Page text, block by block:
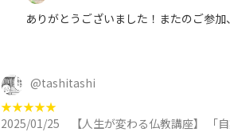
ありがとうございました！またのご参
@tashitashi
★★★★★
2025/01/25
【人生が変わる仏教講座】 「自業自